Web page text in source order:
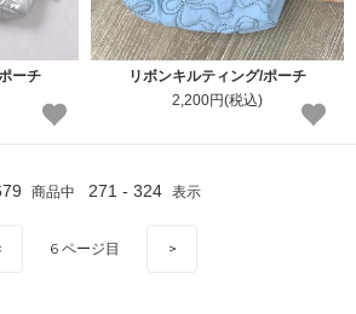
ーチ
リボンキルティング/ポーチ
2,200円(税込)
商品中 271 - 324 表示
6 ページ目 >